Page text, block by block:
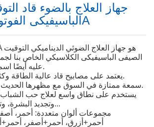
جهاز العلاج بالضوء قاد
الباسيفيكى الفوتون كن-7000A
الصيفى الباسيفيكى الكلاسيكي الخاص بنا
عليه أيضًا اسم العلاج بالضوء قاد.
2. يعتمد على مصابيح قاد عالية الطاقة وكثافة إخراج أعلى.
3. سمعة ممتازة في السوق مع مظهرها الحديث والأداء المستقر.
وتجديد البشرة، وتقليل آلام العضلات...
أحمر+أزرق، أحمر+أصفر،